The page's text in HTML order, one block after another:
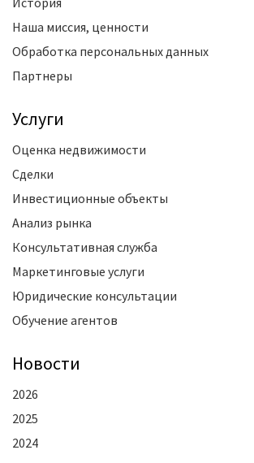
Наша миссия, ценности
Обработка персональных данных
Партнеры
Услуги
Оценка недвижимости
Сделки
Инвестиционные объекты
Анализ рынка
Консультативная служба
Маркетинговые услуги
Юридические консультации
Обучение агентов
Новости
2026
2025
2024